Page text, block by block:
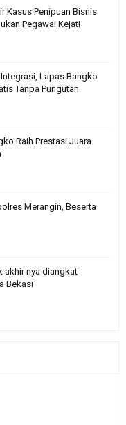
Kasus Penipuan Bisnis
Pegawai Kejati
Lapas Bangko
Tanpa Pungutan
Raih Prestasi Juara
Merangin, Beserta
akhir nya diangkat
Bekasi